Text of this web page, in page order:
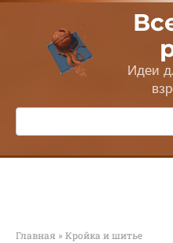
Перейти
контенту
Идеи
Поиск:
Главная » Кройка и шитье